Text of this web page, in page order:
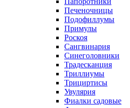
Печеночницы
Подофиллумы
Примулы
Роскоя
Сангвинария
Синеголовники
Традесканция
Триллиумы
Трициртисы
Увулярия
Фиалки садовые